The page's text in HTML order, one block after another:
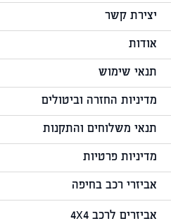
יצירת קשר
אודות
תנאי שימוש
מדיניות החזרה וביטולים
תנאי משלוחים והתקנות
מדיניות פרטיות
אביזרי רכב בחיפה
אביזרים לרכב 4X4